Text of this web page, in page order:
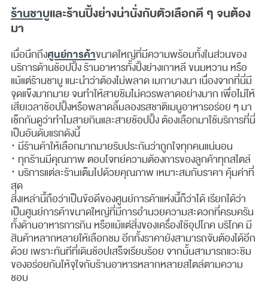
ร้านชาบูและร้านปิ้งย่างน่านั่งกับตัวเลือกดี ๆ จนต้อง
มา
เมื่อนึกถึงศูนย์การค้าขนาดใหญ่ที่มีความพร้อมทั้งในส่วนของ
บริการด้านช้อปปิ้ง ร้านอาหารทั้งปิ้งย่างเกาหลี ขนมหวาน หรือ
แม้แต่ร้านชาบู แนะนำว่าต้องไม่พลาด เมกาบางนา เนื่องจากที่นี่มี
จุดแข็งมากมาย จนทำให้สายชิมไม่ควรพลาดอย่างมาก เพื่อไม่ให้
เสียเวลาช้อปปิ้งหรือพลาดลิ้มลองรสชาติเมนูอาหารอร่อย ๆ มา
เช็กกันดูว่าทำไมสายกินและสายช้อปปิ้ง ต้องเลือกมาใช้บริการที่นี่
เป็นอันดับแรกดังนี้
· มีร้านค้าให้เลือกมากมายรับประกันว่าถูกใจทุกคนแน่นอน
· ทุกร้านมีคุณภาพ ตอบโจทย์ความต้องการของลูกค้าทุกสไตล์
· บริการแต่ละร้านเต็มไปด้วยคุณภาพ เหมาะสมกับราคา คุ้มค่าที่
สุด
สิ่งเหล่านี้ถือว่าเป็นข้อดีของศูนย์การค้าแห่งนี้ก็ว่าได้ เรียกได้ว่า
เป็นศูนย์การค้าขนาดใหญ่ที่มีการอำนวยความสะดวกที่ครบครัน
ทั้งด้านอาหารการกิน หรือแม้แต่สิ่งของเครื่องใช้อุปโภค บริโภค มี
สินค้าหลากหลายให้เลือกชม อีกทั้งราคายังสามารถจับต้องได้อีก
ด้วย เพราะทันทีที่เดินช้อปเสร็จเรียบร้อย จากนั้นสามารถแวะชิม
ของอร่อยกันให้จุใจกับร้านอาหารหลากหลายสไตล์ตามความ
ชอบ